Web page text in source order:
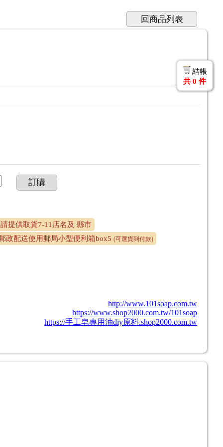
回商品列表
訂購
提供取貨7-11店名及 縣市
政配送使用郵局小型便利箱box5 (可選貨到付款)
http://www.101soap.com.tw
https://www.shop2000.com.tw/101soap
https://手工皂專用油diy原料.shop2000.com.tw
結帳
共 0 件